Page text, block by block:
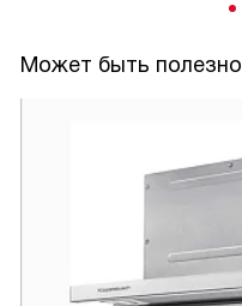
Может быть полезно